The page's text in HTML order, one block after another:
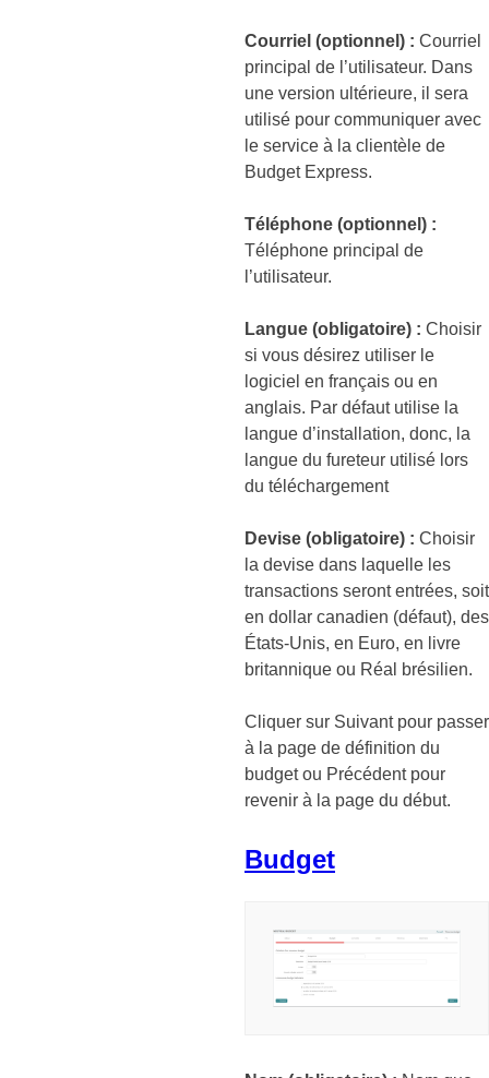
Courriel (optionnel) : Courriel
principal de l’utilisateur. Dans
une version ultérieure, il sera
utilisé pour communiquer avec
le service à la clientèle de
Budget Express.
Téléphone (optionnel) :
Téléphone principal de
l’utilisateur.
Langue (obligatoire) : Choisir
si vous désirez utiliser le
logiciel en français ou en
anglais. Par défaut utilise la
langue d’installation, donc, la
langue du fureteur utilisé lors
du téléchargement
Devise (obligatoire) : Choisir
la devise dans laquelle les
transactions seront entrées, soit
en dollar canadien (défaut), des
États-Unis, en Euro, en livre
britannique ou Réal brésilien.
Cliquer sur Suivant pour passer
à la page de définition du
budget ou Précédent pour
revenir à la page du début.
Budget